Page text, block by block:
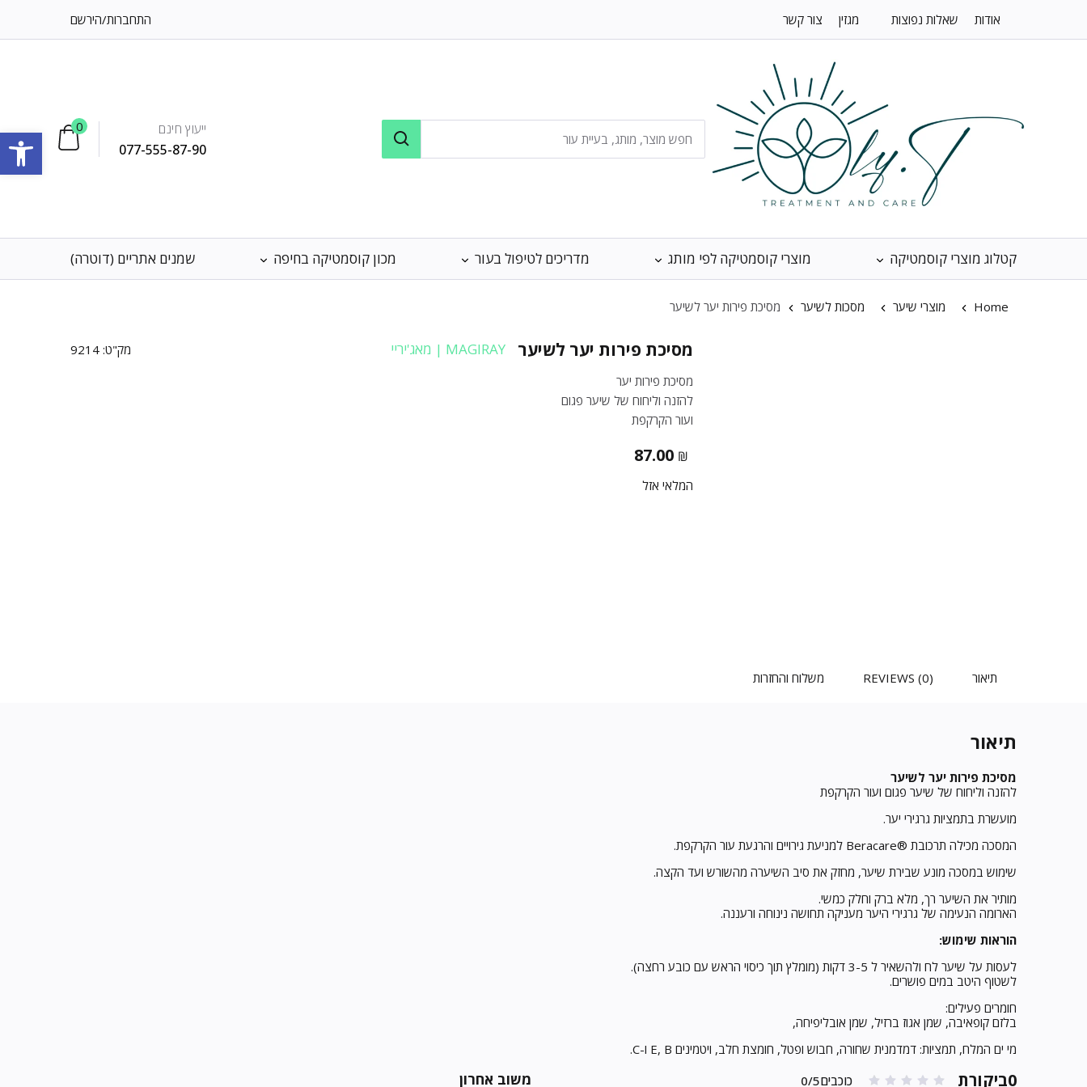
אודות שאלות נפוצות מגזין צור קשר התחברות/הירשם
ייעוץ חינם
077-555-87-90
0
קטלוג מוצרי קוסמטיקה מוצרי קוסמטיקה לפי מותג מדריכים לטיפול בעור מכון קוסמטיקה בחיפה שמנים אתריים (דוטרה)
Home מוצרי שיער מסכות לשיער מסיכת פירות יער לשיער
מסיכת פירות יער לשיער MAGIRAY | מאג'יריי מק"ט: 9214
מסיכת פירות יער
להזנה וליחוח של שיער פגום
ועור הקרקפת
87.00 ₪
המלאי אזל
תיאור REVIEWS (0) משלוח והחזרות
תיאור
מסיכת פירות יער לשיער
להזנה וליחוח של שיער פגום ועור הקרקפת
מועשרת בתמציות גרגירי יער.
המסכה מכילה תרכובת ®Beracare למניעת גירויים והרגעת עור הקרקפת.
שימוש במסכה מונע שבירת שיער, מחזק את סיב השיערה מהשורש ועד הקצה.
מותיר את השיער רך, מלא ברק וחלק כמשי.
הארומה הנעימה של גרגירי היער מעניקה תחושה נינוחה ורעננה.
הוראות שימוש:
לעסות על שיער לח ולהשאיר ל 3-5 דקות (מומלץ תוך כיסוי הראש עם כובע רחצה).
לשטוף היטב במים פושרים.
חומרים פעילים:
בלזם קופאיבה, שמן אגוז ברזיל, שמן אובליפיחה,
מי ים המלח, תמציות: דמדמנית שחורה, חבוש ופטל, חומצת חלב, ויטמינים E, B ו-C.
0ביקורת כוכבים0/5 משוב אחרון
פתח